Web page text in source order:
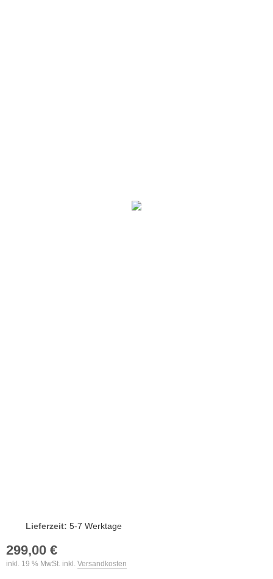
Lieferzeit: 5-7 Werktage
299,00 €
inkl. 19 % MwSt. inkl. Versandkosten